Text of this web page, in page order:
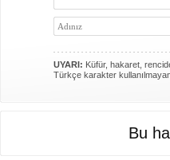
UYARI: Küfür, hakaret,
Türkçe karakter
Bu